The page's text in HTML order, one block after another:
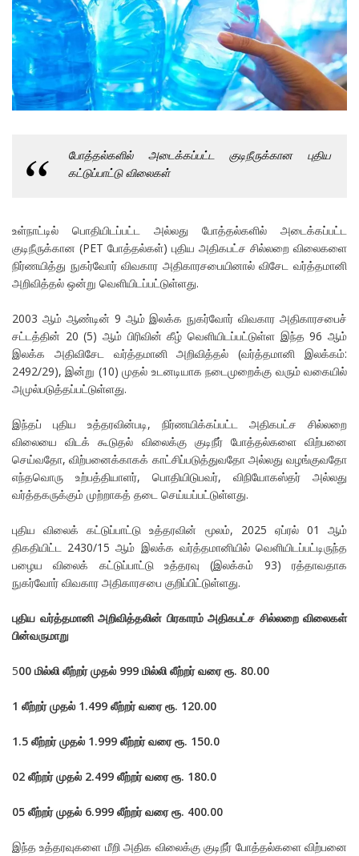
போத்தல்களில் அடைக்கப்பட்ட குடிநீருக்கான புதிய
கட்டுப்பாட்டு விலைகள்
உள்நாட்டில் பொதியிடப்பட்ட அல்லது போத்தல்களில் அடைக்கப்பட்ட
குடிநீருக்கான (PET போத்தல்கள்) புதிய அதிகபட்ச சில்லறை விலைகளை
நிர்ணயித்து நுகர்வோர் விவகார அதிகாரசபையினால் விசேட வர்த்தமானி
அறிவித்தல் ஒன்று வெளியிடப்பட்டுள்ளது.
2003 ஆம் ஆண்டின் 9 ஆம் இலக்க நுகர்வோர் விவகார அதிகாரசபைச்
சட்டத்தின் 20 (5) ஆம் பிரிவின் கீழ் வெளியிடப்பட்டுள்ள இந்த 96 ஆம்
இலக்க அதிவிசேட வர்த்தமானி அறிவித்தல் (வர்த்தமானி இலக்கம்:
2492/29), இன்று (10) முதல் உடனடியாக நடைமுறைக்கு வரும் வகையில்
அமுல்படுத்தப்பட்டுள்ளது.
இந்தப் புதிய உத்தரவின்படி, நிர்ணயிக்கப்பட்ட அதிகபட்ச சில்லறை
விலையை விடக் கூடுதல் விலைக்கு குடிநீர் போத்தல்களை விற்பனை
செய்வதோ, விற்பனைக்காகக் காட்சிப்படுத்துவதோ அல்லது வழங்குவதோ
எந்தவொரு உற்பத்தியாளர், பொதியிடுபவர், விநியோகஸ்தர் அல்லது
வர்த்தகருக்கும் முற்றாகத் தடை செய்யப்பட்டுள்ளது.
புதிய விலைக் கட்டுப்பாட்டு உத்தரவின் மூலம், 2025 ஏப்ரல் 01 ஆம்
திகதியிட்ட 2430/15 ஆம் இலக்க வர்த்தமானியில் வெளியிடப்பட்டிருந்த
பழைய விலைக் கட்டுப்பாட்டு உத்தரவு (இலக்கம் 93) ரத்தாவதாக
நுகர்வோர் விவகார அதிகாரசபை குறிப்பிட்டுள்ளது.
புதிய வர்த்தமானி அறிவித்தலின் பிரகாரம் அதிகபட்ச சில்லறை விலைகள்
பின்வருமாறு
500 மில்லி லீற்றர் முதல் 999 மில்லி லீற்றர் வரை ரூ. 80.00
1 லீற்றர் முதல் 1.499 லீற்றர் வரை ரூ. 120.00
1.5 லீற்றர் முதல் 1.999 லீற்றர் வரை ரூ. 150.0
02 லீற்றர் முதல் 2.499 லீற்றர் வரை ரூ. 180.0
05 லீற்றர் முதல் 6.999 லீற்றர் வரை ரூ. 400.00
இந்த உத்தரவுகளை மீறி அதிக விலைக்கு குடிநீர் போத்தல்களை விற்பனை